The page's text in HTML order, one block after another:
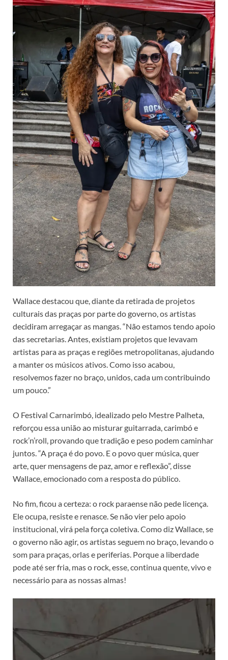
Wallace destacou que, diante da retirada de projetos
culturais das praças por parte do governo, os artistas
decidiram arregaçar as mangas. “Não estamos tendo apoio
das secretarias. Antes, existiam projetos que levavam
artistas para as praças e regiões metropolitanas, ajudando
a manter os músicos ativos. Como isso acabou,
resolvemos fazer no braço, unidos, cada um contribuindo
um pouco.”
O Festival Carnarimbó, idealizado pelo Mestre Palheta,
reforçou essa união ao misturar guitarrada, carimbó e
rock’n’roll, provando que tradição e peso podem caminhar
juntos. “A praça é do povo. E o povo quer música, quer
arte, quer mensagens de paz, amor e reflexão”, disse
Wallace, emocionado com a resposta do público.
No fim, ficou a certeza: o rock paraense não pede licença.
Ele ocupa, resiste e renasce. Se não vier pelo apoio
institucional, virá pela força coletiva. Como diz Wallace, se
o governo não agir, os artistas seguem no braço, levando o
som para praças, orlas e periferias. Porque a liberdade
pode até ser fria, mas o rock, esse, continua quente, vivo e
necessário para as nossas almas!